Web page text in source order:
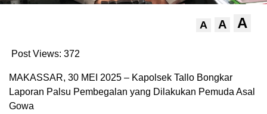
A A A
Post Views: 372
MAKASSAR, 30 MEI 2025 – Kapolsek Tallo Bongkar
Laporan Palsu Pembegalan yang Dilakukan Pemuda Asal
Gowa